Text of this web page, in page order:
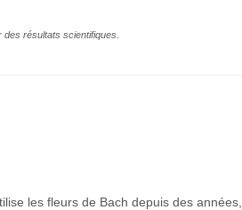
résultats scientifiques.
les fleurs de Bach depuis des